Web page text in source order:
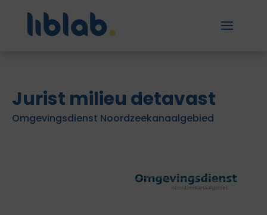
Jurist milieu detavast
Omgevingsdienst Noordzeekanaalgebied